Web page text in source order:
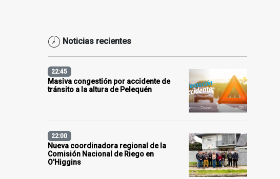
Noticias recientes
22:45
Masiva congestión por accidente de
tránsito a la altura de Pelequén
22:00
Nueva coordinadora regional de la
Comisión Nacional de Riego en
O'Higgins